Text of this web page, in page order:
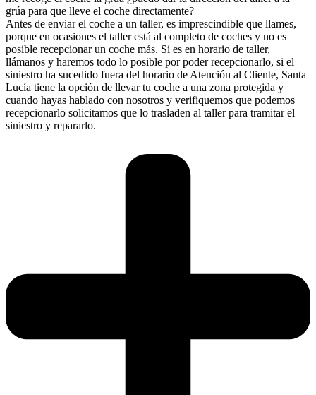
grúa para que lleve el coche directamente?
Antes de enviar el coche a un taller, es imprescindible que llames,
porque en ocasiones el taller está al completo de coches y no es
posible recepcionar un coche más. Si es en horario de taller,
llámanos y haremos todo lo posible por poder recepcionarlo, si el
siniestro ha sucedido fuera del horario de Atención al Cliente, Santa
Lucía tiene la opción de llevar tu coche a una zona protegida y
cuando hayas hablado con nosotros y verifiquemos que podemos
recepcionarlo solicitamos que lo trasladen al taller para tramitar el
siniestro y repararlo.